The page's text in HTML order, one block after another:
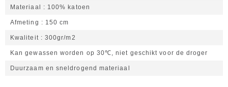
Materiaal 100% katoen
Afmeting 150 cm
Kwaliteit 300gr/m2
Kan gewassen worden op 30℃, niet geschikt voor de droger
Duurzaam en sneldrogend materiaal